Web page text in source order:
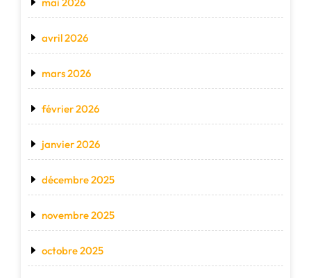
avril 2026
mars 2026
février 2026
janvier 2026
décembre 2025
novembre 2025
octobre 2025